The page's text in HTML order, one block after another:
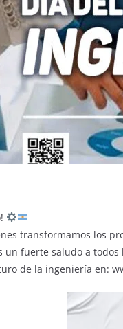
transformamos los
un fuerte saludo a
de la ingeniería en: